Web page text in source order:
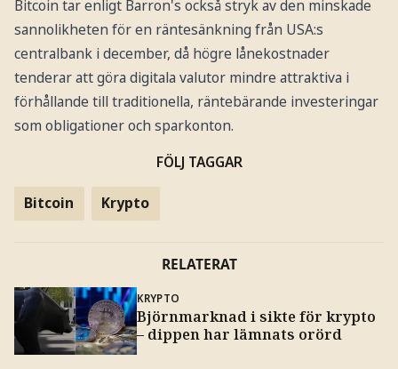
Bitcoin tar enligt Barron's också stryk av den minskade
sannolikheten för en räntesänkning från USA:s
centralbank i december, då högre lånekostnader
tenderar att göra digitala valutor mindre attraktiva i
förhållande till traditionella, räntebärande investeringar
som obligationer och sparkonton.
FÖLJ TAGGAR
Bitcoin Krypto
RELATERAT
KRYPTO
Björnmarknad i sikte för krypto
– dippen har lämnats orörd